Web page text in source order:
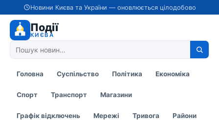
Новини Києва та України — оновлюється цілодобово
Події
КИЄВА
Головна Суспільство Політика Економіка
Спорт Транспорт Магазини
Графік відключень Мережі Тривога Райони